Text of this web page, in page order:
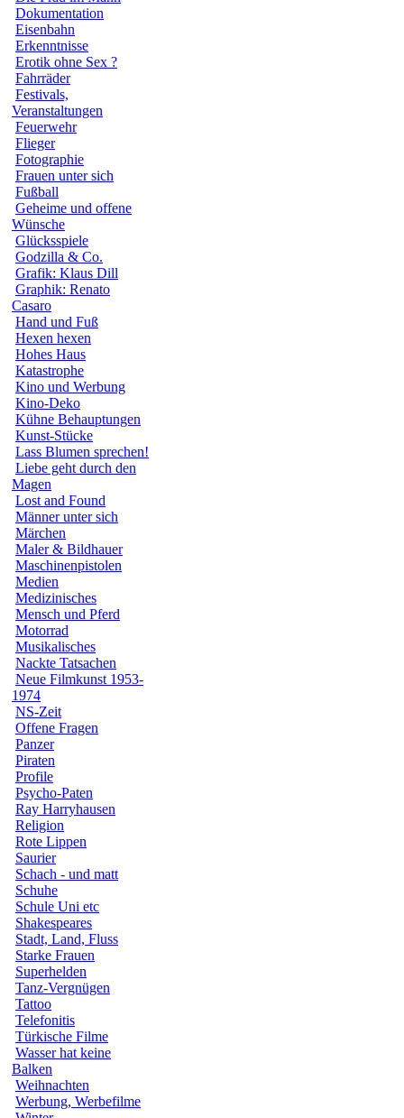
Dokumentation
Eisenbahn
Erkenntnisse
Erotik ohne Sex ?
Fahrräder
Festivals,
Veranstaltungen
Feuerwehr
Flieger
Fotographie
Frauen unter sich
Fußball
Geheime und offene
Wünsche
Glücksspiele
Godzilla & Co.
Grafik: Klaus Dill
Graphik: Renato
Casaro
Hand und Fuß
Hexen hexen
Hohes Haus
Katastrophe
Kino und Werbung
Kino-Deko
Kühne Behauptungen
Kunst-Stücke
Lass Blumen sprechen!
Liebe geht durch den
Magen
Lost and Found
Männer unter sich
Märchen
Maler & Bildhauer
Maschinenpistolen
Medien
Medizinisches
Mensch und Pferd
Motorrad
Musikalisches
Nackte Tatsachen
Neue Filmkunst 1953-
1974
NS-Zeit
Offene Fragen
Panzer
Piraten
Profile
Psycho-Paten
Ray Harryhausen
Religion
Rote Lippen
Saurier
Schach - und matt
Schuhe
Schule Uni etc
Shakespeares
Stadt, Land, Fluss
Starke Frauen
Superhelden
Tanz-Vergnügen
Tattoo
Telefonitis
Türkische Filme
Wasser hat keine
Balken
Weihnachten
Werbung, Werbefilme